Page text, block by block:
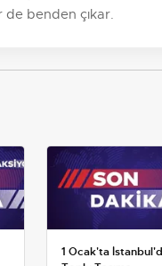
de benden çıkar.
1 Ocak'ta